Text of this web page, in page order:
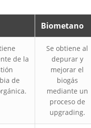
Biometano
de la
de
Se obtiene al
depurar y
mejorar el
biogás
mediante un
proceso de
upgrading.